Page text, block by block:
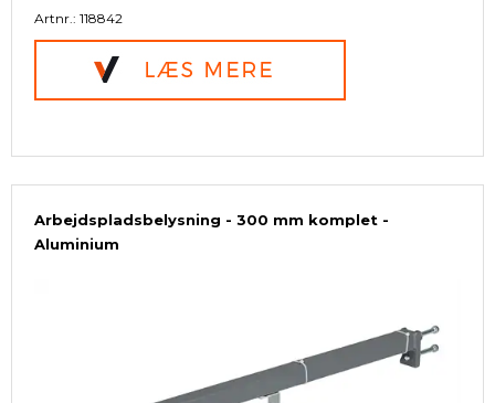
Artnr.: 118842
Arbejdspladsbelysning - 300 mm komplet -
Aluminium